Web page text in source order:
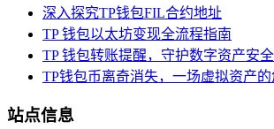
深入探究TP钱包FIL合约地址
TP 钱包以太坊变现全流程指南
TP 钱包转账提醒，守护数字资产安
TP钱包币离奇消失，一场虚拟资产
站点信息